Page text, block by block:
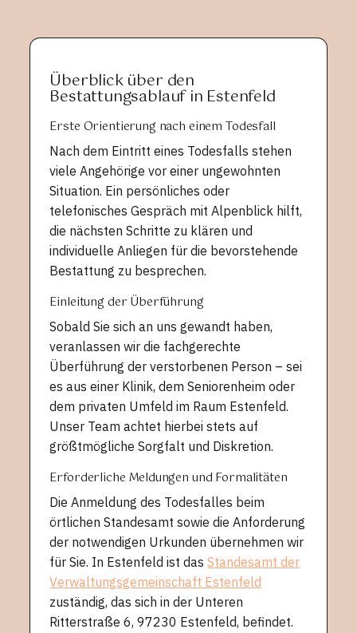
Überblick über den
Bestattungsablauf in Estenfeld
Erste Orientierung nach einem Todesfall
Nach dem Eintritt eines Todesfalls stehen
viele Angehörige vor einer ungewohnten
Situation. Ein persönliches oder
telefonisches Gespräch mit Alpenblick hilft,
die nächsten Schritte zu klären und
individuelle Anliegen für die bevorstehende
Bestattung zu besprechen.
Einleitung der Überführung
Sobald Sie sich an uns gewandt haben,
veranlassen wir die fachgerechte
Überführung der verstorbenen Person – sei
es aus einer Klinik, dem Seniorenheim oder
dem privaten Umfeld im Raum Estenfeld.
Unser Team achtet hierbei stets auf
größtmögliche Sorgfalt und Diskretion.
Erforderliche Meldungen und Formalitäten
Die Anmeldung des Todesfalles beim
örtlichen Standesamt sowie die Anforderung
der notwendigen Urkunden übernehmen wir
für Sie. In Estenfeld ist dasStandesamt der
Verwaltungsgemeinschaft Estenfeld
zuständig, das sich in der Unteren
Ritterstraße 6, 97230 Estenfeld, befindet.